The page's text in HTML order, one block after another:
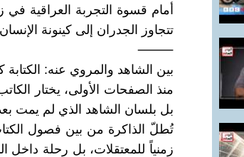
أمام قسوة التجربة العراقية
تتجاوز الجدران إلى كينونة
⸻
بين الشاهد والمروي عنه:
منذ الصفحات الأولى، يختار
بل بلسان الشاهد الذي لم يمت
تُطلّ الذاكرة من بين فصول
زمنياً للمعتقلات، بل رحلة